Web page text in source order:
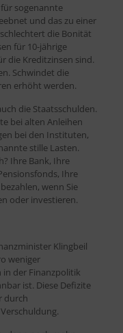
sogenannte
und das zu einer
die Bonität
für 10-jährige
die Kreditzinsen sind.
Schwindet die
erhöht werden.
die Staatsschulden.
bei alten Anleihen
bei den Instituten,
stille Lasten.
Ihre Bank, Ihre
Ihre
wenn Sie
oder investieren.
Klingbeil
weniger
in der Finanzpolitik
ist. Diese Defizite
durch